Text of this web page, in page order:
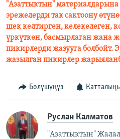
"Азаттыктын"
эрежелерди так сактоону
шек келтирген, келекелеген,
үркүткөн, басмырлаган жана
пикирлерди жазууга болбойт.
жазылган пикирлер
Бөлүшүңүз
Руслан Калматов
"Азаттыктын"